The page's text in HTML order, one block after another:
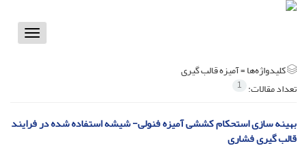
Toggle
کلیدواژه‌ها =آمیزه قالب گیری
تعداد مقالات: 1
بهینه سازی استحکام کششی آمیزه فنولی- شیشه استفاده شده در فرایند
قالب گیری فشاری